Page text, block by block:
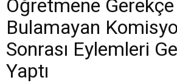
Öğretmene Gerekçe
Bulamayan
Sonrası Eylemleri
Yaptı